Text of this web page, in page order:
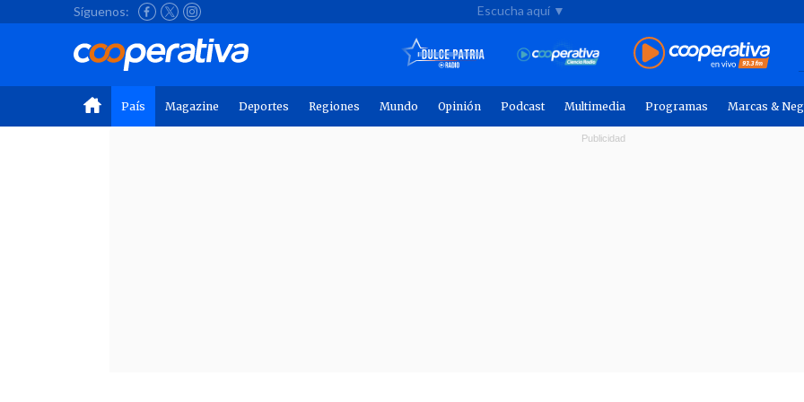
Síguenos: Escucha aquí ▼
País Magazine Deportes Regiones Mundo Opinión Podcast Multimedia Programas Marcas &